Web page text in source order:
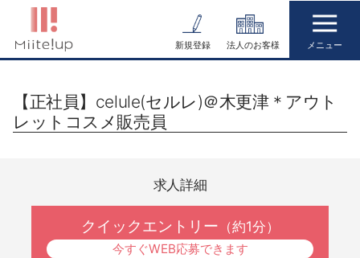
テ
新規登録 法人のお客様
【正社員】celule(セルレ)＠木更津＊アウト
レットコスメ販売員
求人詳細
クイックエントリー （約1分）
今すぐWEB応募できます